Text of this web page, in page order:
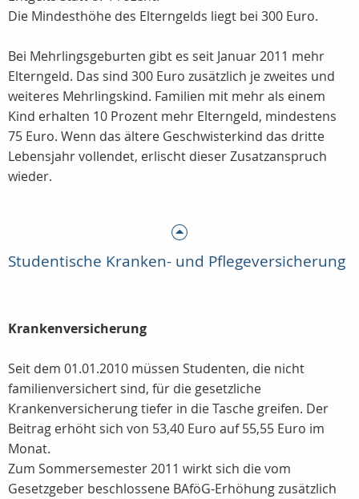
Die Mindesthöhe des Elterngelds liegt bei 300 Euro.
Bei Mehrlingsgeburten gibt es seit Januar 2011 mehr
Elterngeld. Das sind 300 Euro zusätzlich je zweites und
weiteres Mehrlingskind. Familien mit mehr als einem
Kind erhalten 10 Prozent mehr Elterngeld, mindestens
75 Euro. Wenn das ältere Geschwisterkind das dritte
Lebensjahr vollendet, erlischt dieser Zusatzanspruch
wieder.
Studentische Kranken- und Pflegeversicherung
Krankenversicherung
Seit dem 01.01.2010 müssen Studenten, die nicht
familienversichert sind, für die gesetzliche
Krankenversicherung tiefer in die Tasche greifen. Der
Beitrag erhöht sich von 53,40 Euro auf 55,55 Euro im
Monat.
Zum Sommersemester 2011 wirkt sich die vom
Gesetzgeber beschlossene BAföG-Erhöhung zusätzlich